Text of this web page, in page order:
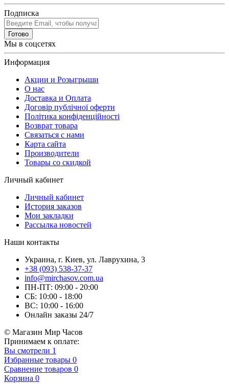
Подписка
Готово
Мы в соцсетях
Информация
Акции и Розыгрыши
О нас
Доставка и Оплата
Договір публічної оферти
Політика конфіденційності
Возврат товара
Связаться с нами
Карта сайта
Производители
Товары со скидкой
Личный кабинет
Личный кабинет
История заказов
Мои закладки
Рассылка новостей
Наши контакты
Украина, г. Киев, ул. Лаврухина, 3
+38 (093) 538-37-37
info@mirchasov.com.ua
ПН-ПТ: 09:00 - 20:00
СБ: 10:00 - 18:00
ВС: 10:00 - 16:00
Онлайн заказы 24/7
© Магазин Мир Часов
Принимаем к оплате:
Вы смотрели 1
Избранные товары 0
Сравнение товаров 0
Корзина 0